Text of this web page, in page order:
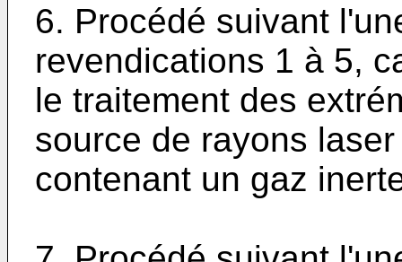
6. Procédé suivant
revendications 1 à 5,
le traitement des
source de rayons
contenant un gaz